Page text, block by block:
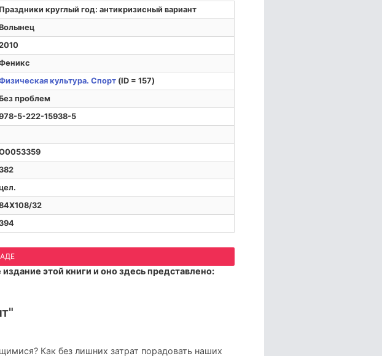
Праздники круглый год: антикризисный вариант
культура. Спорт(ID = 157)
проблем
5-222-15938-5
32
этой книги и оно здесь представлено:
Как без лишних затрат порадовать наших